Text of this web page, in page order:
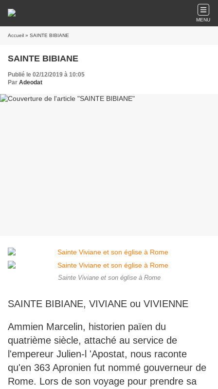
MENU
Accueil » SAINTE BIBIANE
SAINTE BIBIANE
Publié le 02/12/2019 à 10:05
Par Adeodat
Sainte Viviane et son église à Rome
SAINTE BIBIANE, VIVIANE ou VIVIENNE
Ammien Marcelin, historien païen du
quatrième siècle, attaché au service de
l'empereur Julien-l 'Apostat, nous raconte
qu'en 363 Apronien fut nommé gouverneur de
Rome. Lors de son voyage pour prendre sa